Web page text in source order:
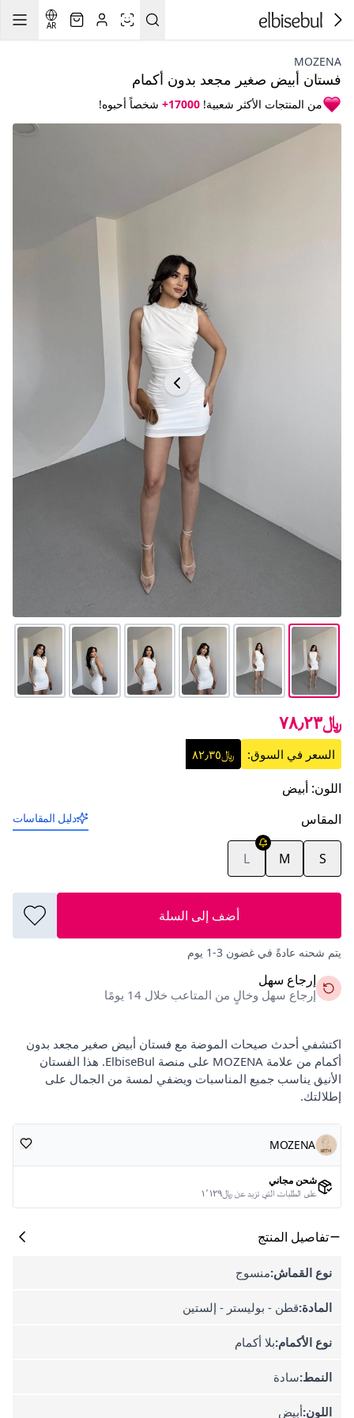
AR
MOZENA
فستان أبيض صغير مجعد بدون أكمام
من المنتجات الأكثر شعبية! 17000+ شخصاً أحبوه!
﷼٧٨٫٢٣
السعر في السوق: ﷼٨٢٫٣٥
اللون: أبيض
المقاس
دليل المقاسات
S
M
L
أضف إلى السلة
يتم شحنه عادةً في غضون 3-1 يوم
إرجاع سهل
إرجاع سهل وخالٍ من المتاعب خلال 14 يومًا
اكتشفي أحدث صيحات الموضة مع فستان أبيض صغير مجعد بدون
أكمام من علامة MOZENA على منصة ElbiseBul. هذا الفستان
الأنيق يناسب جميع المناسبات ويضفي لمسة من الجمال على
إطلالتك.
MOZENA
شحن مجاني
على الطلبات التي تزيد عن ﷼١٬١٢٩
تفاصيل المنتج
نوع القماش:منسوج
المادة:قطن - بوليستر - إلستين
نوع الأكمام:بلا أكمام
النمط:سادة
اللون:أبيض